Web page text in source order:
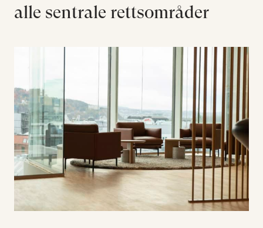
EN
NO
Søk etter:
alle sentrale rettsområder